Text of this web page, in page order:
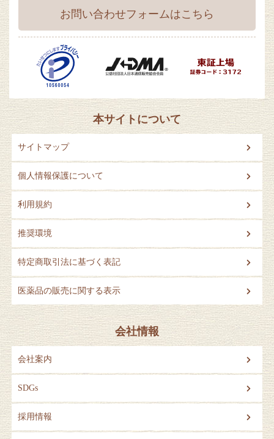
お問い合わせフォームはこちら
本サイトについて
サイトマップ
個人情報保護について
利用規約
推奨環境
特定商取引法に基づく表記
医薬品の販売に関する表示
会社情報
会社案内
SDGs
採用情報